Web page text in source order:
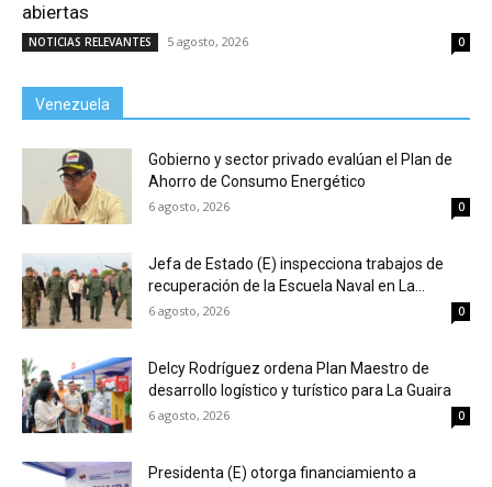
abiertas
NOTICIAS RELEVANTES 5 agosto, 2026 0
Venezuela
Gobierno y sector privado evalúan el Plan de
Ahorro de Consumo Energético
6 agosto, 2026 0
Jefa de Estado (E) inspecciona trabajos de
recuperación de la Escuela Naval en La...
6 agosto, 2026 0
Delcy Rodríguez ordena Plan Maestro de
desarrollo logístico y turístico para La Guaira
6 agosto, 2026 0
Presidenta (E) otorga financiamiento a